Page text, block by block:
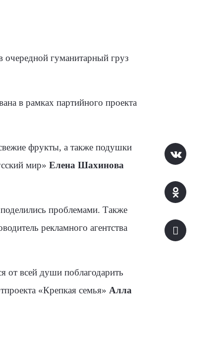
гуманитарный груз
в рамках партийного проекта
фрукты, а также подушки
мир» Елена Шахинова
проблемами. Также
рекламного агентства
от всей души поблагодарить
«Крепкая семья» Алла